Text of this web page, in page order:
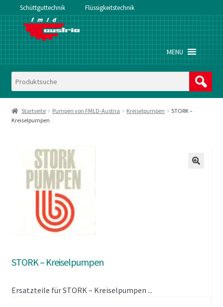
Schüttguttechnik Flüssigkeitstechnik
Zur
Navigation
springen
Zum
Inhalt
springen
MENU
Startseite Pumpen von FMLD-Austria Kreiselpumpen
STORK –
Kreiselpumpen
STORK – Kreiselpumpen
Ersatzteile für STORK – Kreiselpumpen ...